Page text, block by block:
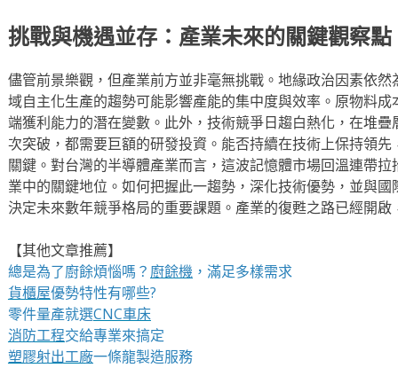
挑戰與機遇並存：產業未來的關鍵觀察點
儘管前景樂觀，但產業前方並非毫無挑戰。地緣政治因素依
域自主化生產的趨勢可能影響產能的集中度與效率。原物料
端獲利能力的潛在變數。此外，技術競爭日趨白熱化，在堆
次突破，都需要巨額的研發投資。能否持續在技術上保持領
關鍵。對台灣的半導體產業而言，這波記憶體市場回溫連帶
業中的關鍵地位。如何把握此一趨勢，深化技術優勢，並與
決定未來數年競爭格局的重要課題。產業的復甦之路已經開
【其他文章推薦】
總是為了廚餘煩惱嗎？廚餘機，滿足多樣需求
貨櫃屋優勢特性有哪些?
零件量產就選CNC車床
消防工程交給專業來搞定
塑膠射出工廠一條龍製造服務